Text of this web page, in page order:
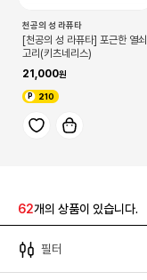
천공의 성 라퓨타
[천공의 성 라퓨타] 포근한 열쇠
고리(키츠네리스)
21,000
210
62개의 상품이 있습니다.
필터